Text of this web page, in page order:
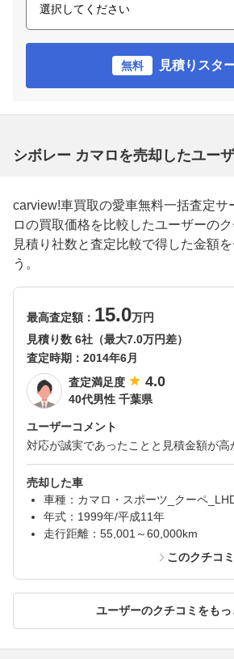
無料 見積りスタ
シボレー カマロを売却したユー
carview!車買取の愛車無料一括査定サ
ロの買取価格を比較したユーザーのク
見積り社数と査定比較で得した金額
う。
最高査定額： 15.0万円
見積り数 6社（最大7.0万円差）
査定時期： 2014年6月
査定満足度
4.0
40代男性 千葉県
ユーザーコメント
対応が誠実であったことと見積金額が高
売却した車
車種：カマロ・スポーツ_クーペ
年式：1999年/平成11年
走行距離：55,001～60,000km
このクチコ
ユーザーのクチコミをもっ